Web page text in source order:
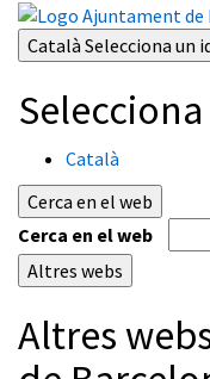
Català Selecciona un
Català
Cerca en el web
Cerca en el web
Altres webs
Altres